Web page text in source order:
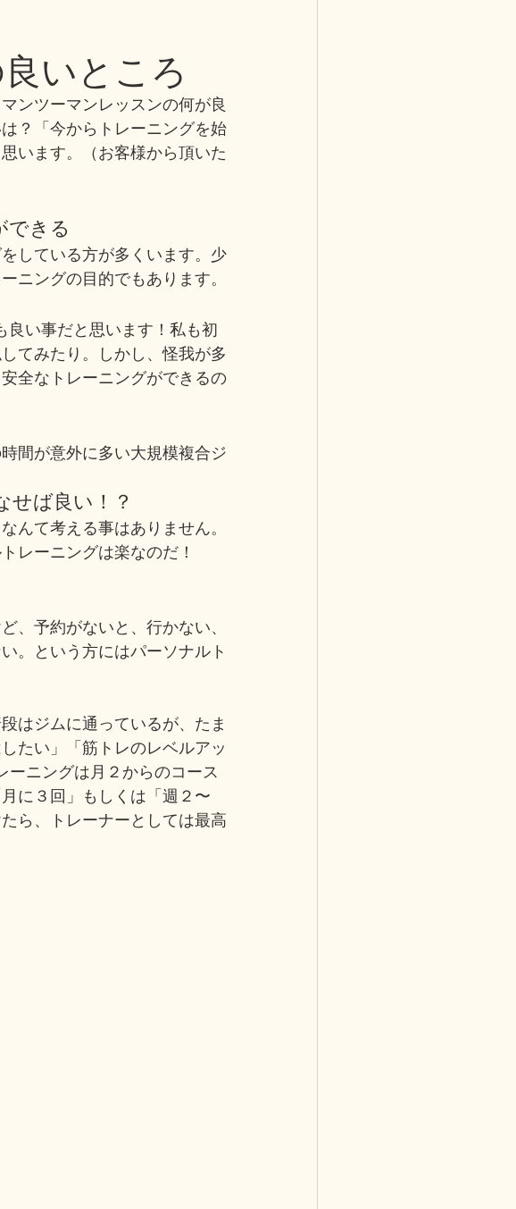
いところ
ンツーマンレッスンの何が良
？「今からトレーニングを始
います。（お客様から頂いた
きる
している方が多くいます。少
ニングの目的でもあります。
良い事だと思います！私も初
てみたり。しかし、怪我が多
全なトレーニングができるの
間が意外に多い大規模複合ジ
ば良い！？
んて考える事はありません。
レーニングは楽なのだ！
、予約がないと、行かない、
。という方にはパーソナルト
はジムに通っているが、たま
たい」「筋トレのレベルアッ
ーニングは月２からのコース
に３回」もしくは「週２〜
ら、トレーナーとしては最高